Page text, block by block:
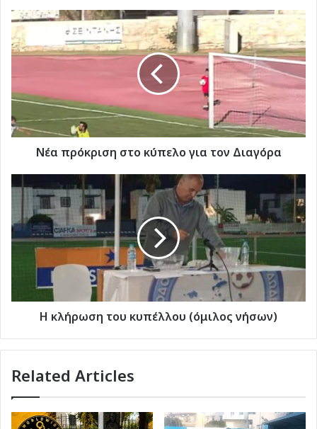
Νέα
πρόκριση
στο
κύπελο
για
τον
Διαγόρα
Νέα πρόκριση στο κύπελο για τον Διαγόρα
κλήρωση
κυπέλλου
(όμιλος
νήσων)
Η κλήρωση του κυπέλλου (όμιλος νήσων)
Related Articles